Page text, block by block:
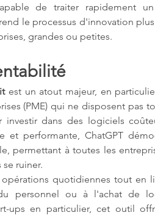
de traiter rapidement
le processus d'innovation
grandes ou petites.
est un atout majeur, en
(PME) qui ne disposent pas
investir dans des logiciels
et performante, ChatGPT
permettant à toutes les
se ruiner.
quotidiennes tout en
personnel ou à l'achat de
ups en particulier, cet outil